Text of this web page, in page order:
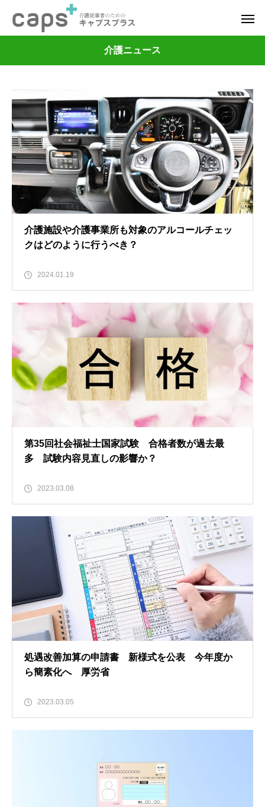
介護ニュース
介護施設や介護事業所も対象のアルコールチェッ
クはどのように行うべき？
2024.01.19
第35回社会福祉士国家試験 合格者数が過去最
多 試験内容見直しの影響か？
2023.03.08
処遇改善加算の申請書 新様式を公表 今年度か
ら簡素化へ 厚労省
2023.03.05